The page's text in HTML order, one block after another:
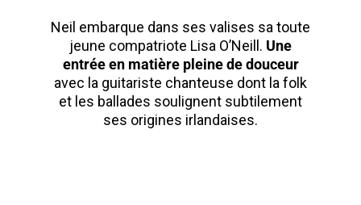
Neil embarque dans ses valises sa toute
jeune compatriote Lisa O’Neill. Une
entrée en matière pleine de douceur
avec la guitariste chanteuse dont la folk
et les ballades soulignent subtilement
ses origines irlandaises.